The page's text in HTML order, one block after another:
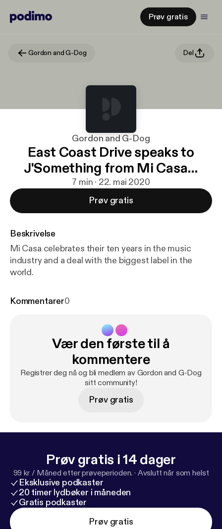
Prøv gratis
Gordon and G-Dog Del
Gordon and G-Dog
East Coast Drive speaks to
J'Something from Mi Casa…
7 min · 22. mai 2020
Prøv gratis
Beskrivelse
Mi Casa celebrates their ten years in the music
industry and a deal with the biggest label in the
world.
Kommentarer0
Vær den første til å
kommentere
Registrer deg nå og bli medlem av Gordon and G-Dog
sitt community!
Prøv gratis
Prøv gratis i 14 dager
99 kr / Måned etter prøveperioden. · Avslutt når som helst
Eksklusive podkaster
20 timer lydbøker i måneden
Gratis podkaster
Prøv gratis